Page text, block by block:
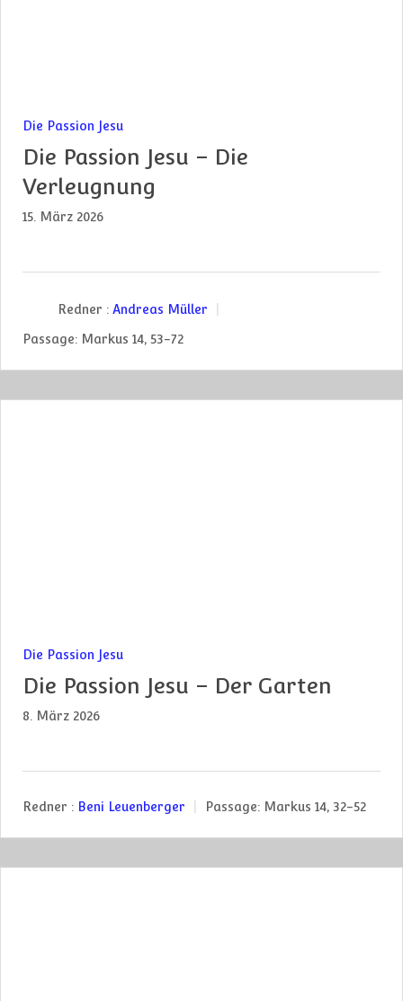
Die Passion Jesu
Die Passion Jesu – Die
Verleugnung
15. März 2026
Redner : Andreas Müller
Passage: Markus 14, 53-72
Die Passion Jesu
Die Passion Jesu – Der Garten
8. März 2026
Redner : Beni Leuenberger Passage: Markus 14, 32-52